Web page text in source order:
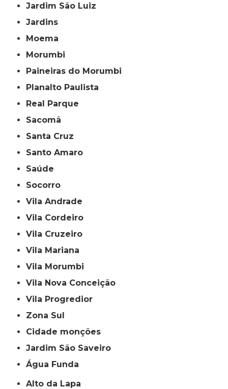
Jardim São Luiz
Jardins
Moema
Morumbi
Paineiras do Morumbi
Planalto Paulista
Real Parque
Sacomã
Santa Cruz
Santo Amaro
Saúde
Socorro
Vila Andrade
Vila Cordeiro
Vila Cruzeiro
Vila Mariana
Vila Morumbi
Vila Nova Conceição
Vila Progredior
Zona Sul
cidade monções
jardim São Saveiro
Água Funda
Alto da Lapa